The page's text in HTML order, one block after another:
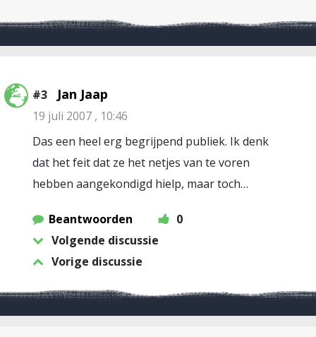
#3 Jan Jaap
19 juli 2007 , 10:46
Das een heel erg begrijpend publiek. Ik denk
dat het feit dat ze het netjes van te voren
hebben aangekondigd hielp, maar toch…
Beantwoorden
0
Volgende discussie
Vorige discussie